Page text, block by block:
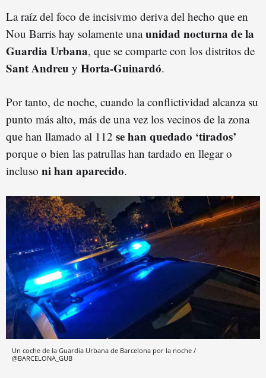
La raíz del foco de incisivmo deriva del hecho que en
Nou Barris hay solamente unaunidad nocturna de la
Guardia Urbana, que se comparte con los distritos de
Sant Andreu y Horta-Guinardó.
Por tanto, de noche, cuando la conflictividad alcanza su
punto más alto, más de una vez los vecinos de la zona
que han llamado al 112 se han quedado ‘tirados’
porque o bien las patrullas han tardado en llegar o
incluso ni han aparecido.
Un coche de la Guardia Urbana de Barcelona por la noche /
@BARCELONA_GUB